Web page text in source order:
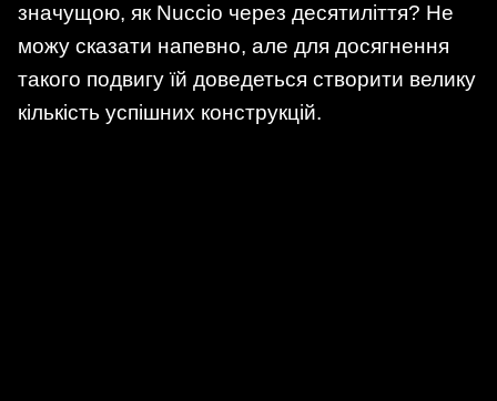
значущою, як Nuccio через десятиліття? Не
можу сказати напевно, але для досягнення
такого подвигу їй доведеться створити велику
кількість успішних конструкцій.